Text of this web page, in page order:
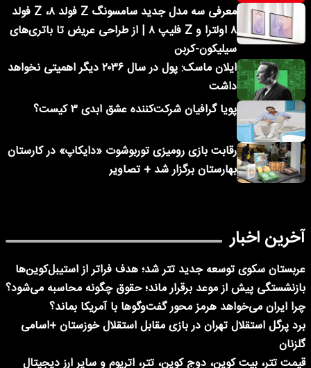
معرفی سه مدل جدید سامسونگ Z فولد ۸، Z فولد
۸ اولترا و Z فلیپ ۸ | از طراحی عریض تا باتری‌های
سیلیکون-کربن
ایلان ماسک: پول در سال ۲۰۳۶ دیگر اهمیتی نخواهد
داشت
پویا گرافیان شرکت‌کننده عشق ابدی ۳ کیست؟
رقابت بازی رومیزی توربوشوت «دایکاپ» در کارستان
بهارستان برگزار شد + تصاویر
آخرین اخبار
عربستان سکوی توسعه جدید تتر شد؛ هدف فراتر از استیبل‌کوین‌ها
بازنشستگی پیش از موعد برقرار ماند؛ حقوق چگونه محاسبه می‌شود؟
چرا ایران می‌خواهد هرمز محور گفت‌وگوها با آمریکا بماند؟
برد پرگل استقلال تهران در بازی مقابل استقلال خوزستان +اسامی
گلزنان
قیمت تتر، بیت کوین، دوج کوین، تتر، اتریوم و سایر ارز دیجیتال